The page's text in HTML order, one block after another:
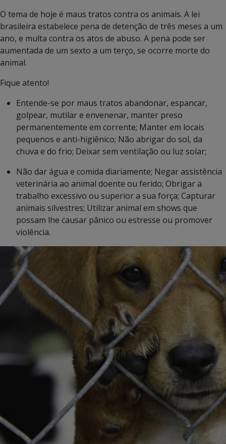
O tema de hoje é maus tratos contra os animais. A lei
brasileira estabelece pena de detenção de três meses a um
ano, e multa contra os atos de abuso. A pena pode ser
aumentada de um sexto a um terço, se ocorre morte do
animal.
Fique atento!
Entende-se por maus tratos abandonar, espancar,
golpear, mutilar e envenenar, manter preso
permanentemente em corrente; Manter em locais
pequenos e anti-higiênico; Não abrigar do sol, da
chuva e do frio; Deixar sem ventilação ou luz solar;
Não dar água e comida diariamente; Negar assistência
veterinária ao animal doente ou ferido; Obrigar a
trabalho excessivo ou superior a sua força; Capturar
animais silvestres; Utilizar animal em shows que
possam lhe causar pânico ou estresse ou promover
violência.